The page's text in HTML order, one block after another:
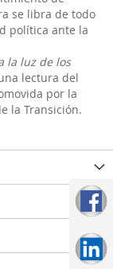
se libra de todo
política ante la
la luz de los
lectura del
por la
la Transición.